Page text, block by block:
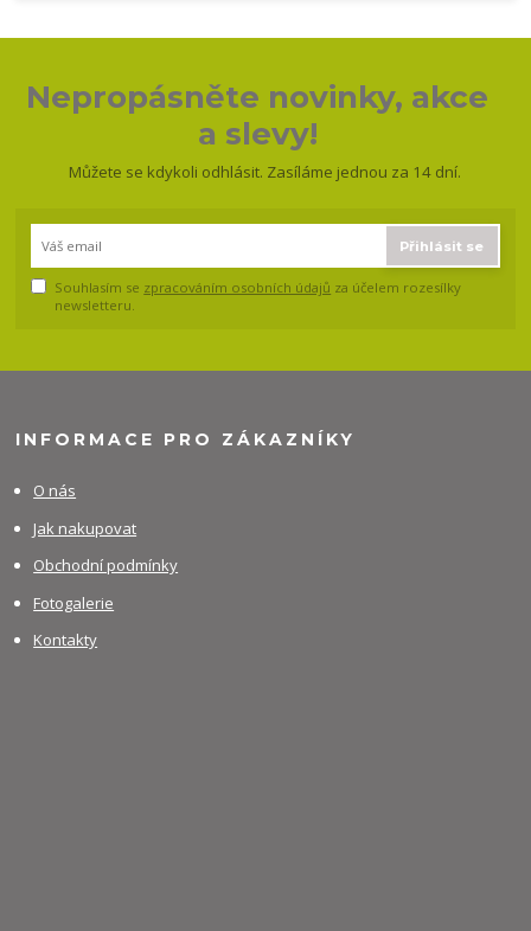
Nepropásněte novinky, akce
a slevy!
Můžete se kdykoli odhlásit. Zasíláme jednou za 14 dní.
Přihlásit se
Souhlasím se zpracováním osobních údajů za účelem rozesílky
newsletteru.
INFORMACE PRO ZÁKAZNÍKY
O nás
Jak nakupovat
Obchodní podmínky
Fotogalerie
Kontakty